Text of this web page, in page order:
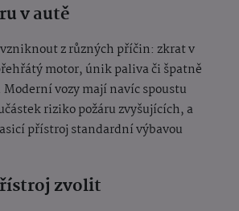
v autě
vzniknout z různých příčin: zkrat v
motor, únik paliva či špatně
Moderní vozy mají navíc spoustu
riziko požáru zvyšujících, a
přístroj standardní výbavou
zvolit